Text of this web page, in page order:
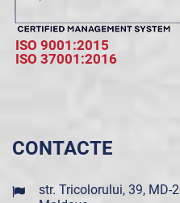
ISO 9001:2015
ISO 37001:2016
CONTACTE
str. Tricolorului, 39, MD-